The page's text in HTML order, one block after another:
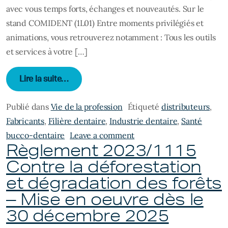
avec vous temps forts, échanges et nouveautés. Sur le
stand COMIDENT (1L01) Entre moments privilégiés et
animations, vous retrouverez notamment : Tous les outils
et services à votre […]
Lire la suite…from Le COMIDENT vous attend au
Publié dans Vie de la profession Étiqueté distributeurs,
Fabricants, Filière dentaire, Industrie dentaire, Santé
bucco-dentaire Leave a commenton Le COMIDENT vous
Règlement 2023/1115
Contre la déforestation
et dégradation des forêts
– Mise en oeuvre dès le
30 décembre 2025